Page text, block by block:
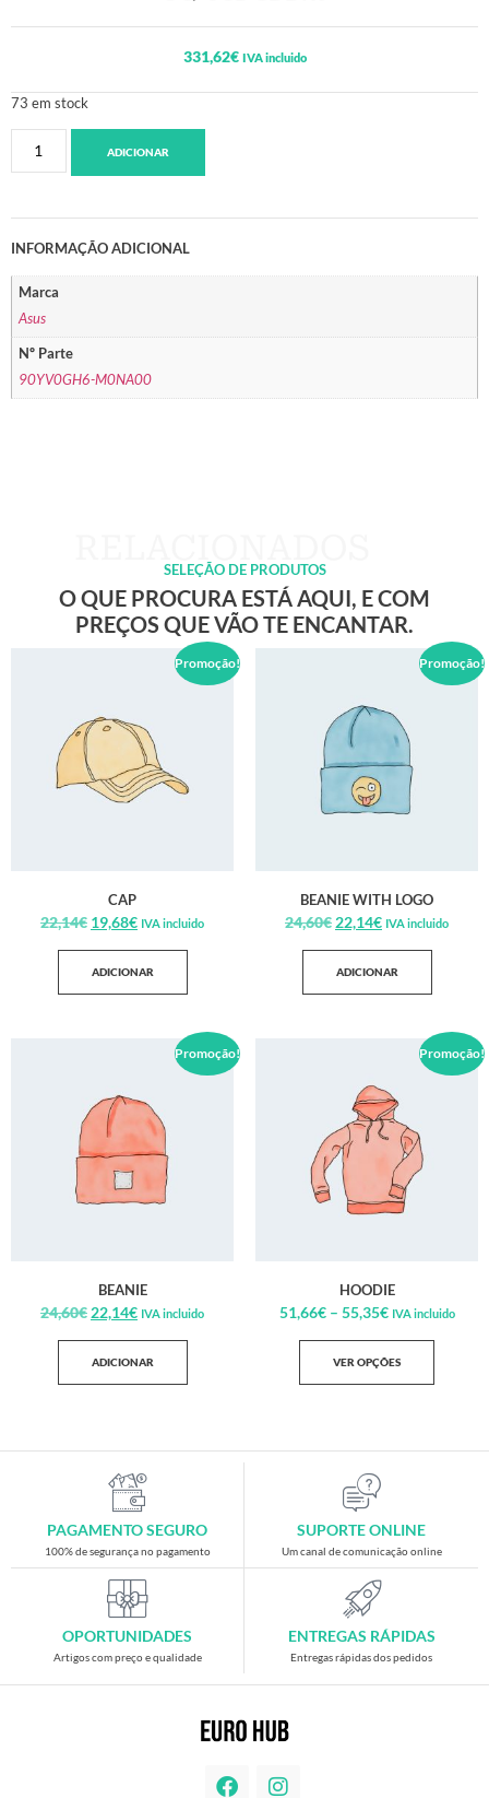
331,62€ IVA incluido
73 em stock
ADICIONAR
INFORMAÇÃO ADICIONAL
Marca
Asus
Nº Parte
90YV0GH6-M0NA00
SELEÇÃO DE PRODUTOS
O QUE PROCURA ESTÁ AQUI, E COM
PREÇOS QUE VÃO TE ENCANTAR.
Promoção!
CAP
22,14€ 19,68€ IVA incluido
ADICIONAR
Promoção!
BEANIE WITH LOGO
24,60€ 22,14€ IVA incluido
ADICIONAR
Promoção!
BEANIE
24,60€ 22,14€ IVA incluido
ADICIONAR
Promoção!
HOODIE
51,66€ – 55,35€ IVA incluido
VER OPÇÕES
PAGAMENTO SEGURO
100% de segurança no pagamento
SUPORTE ONLINE
Um canal de comunicação online
OPORTUNIDADES
Artigos com preço e qualidade
ENTREGAS RÁPIDAS
Entregas rápidas dos pedidos